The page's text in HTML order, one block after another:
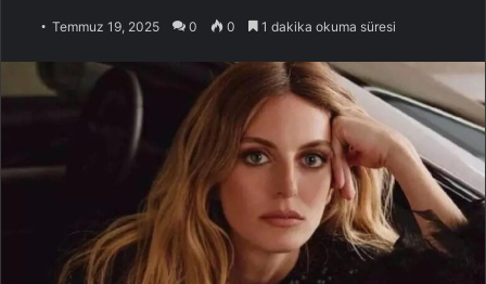
Temmuz 19, 2025 0 0 1 dakika okuma süresi